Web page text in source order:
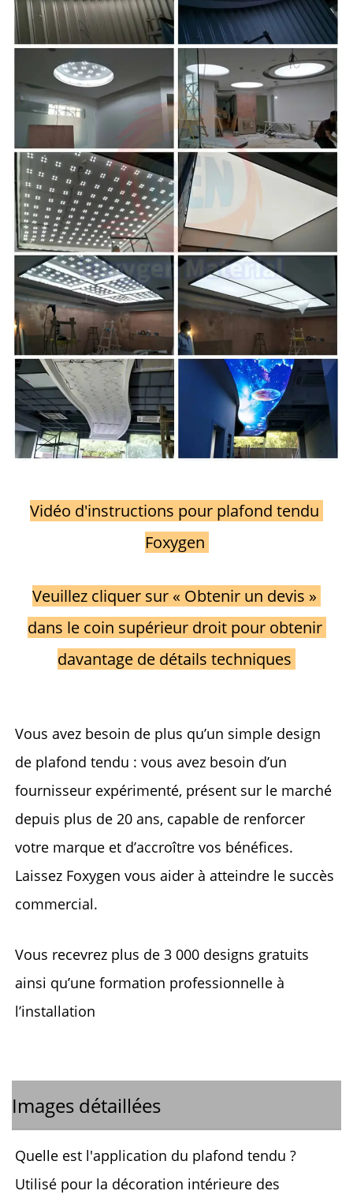
Vidéo d'instructions pour plafond tendu
Foxygen
Veuillez cliquer sur « Obtenir un devis »
dans le coin supérieur droit pour obtenir
davantage de détails techniques
Vous avez besoin de plus qu’un simple design
de plafond tendu : vous avez besoin d’un
fournisseur expérimenté, présent sur le marché
depuis plus de 20 ans, capable de renforcer
votre marque et d’accroître vos bénéfices.
Laissez Foxygen vous aider à atteindre le succès
commercial.
Vous recevrez plus de 3 000 designs gratuits
ainsi qu’une formation professionnelle à
l’installation
Images détaillées
Quelle est l'application du plafond tendu ?
Utilisé pour la décoration intérieure des